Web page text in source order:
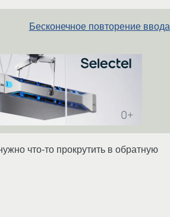
Бесконечное повторение ввода
что-то прокрутить в обратную